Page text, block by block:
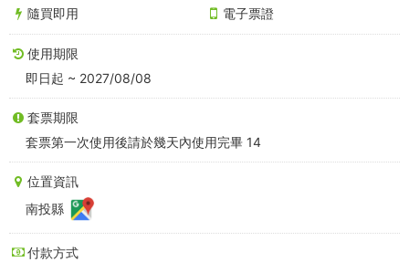
中
台
灣
好
玩
卡
隨買即用 電子票證
使用期限
即日起 ~ 2027/08/08
套票期限
套票第一次使用後請於幾天內使用完畢 14
位置資訊
南投縣
付款方式